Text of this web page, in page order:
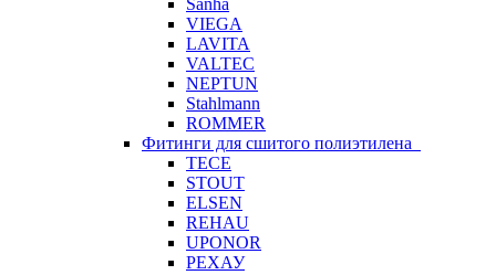
Sanha
VIEGA
LAVITA
VALTEC
NEPTUN
Stahlmann
ROMMER
Фитинги для сшитого полиэтилена
TECE
STOUT
ELSEN
REHAU
UPONOR
РЕХАУ